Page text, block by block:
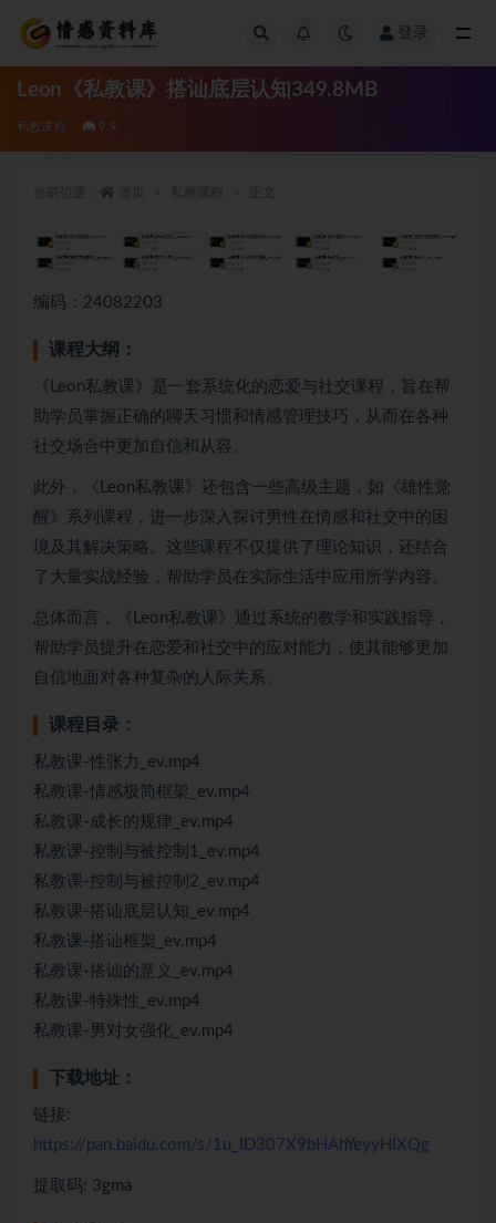
登录
Leon《私教课》搭讪底层认知349.8MB
私教课程 9.9
编码：24082203
课程大纲：
《Leon私教课》是一套系统化的恋爱与社交课程，旨在帮
助学员掌握正确的聊天习惯和情感管理技巧，从而在各种
社交场合中更加自信和从容。
此外，《Leon私教课》还包含一些高级主题，如《雄性觉
醒》系列课程，进一步深入探讨男性在情感和社交中的困
境及其解决策略。这些课程不仅提供了理论知识，还结合
了大量实战经验，帮助学员在实际生活中应用所学内容。
总体而言，《Leon私教课》通过系统的教学和实践指导，
帮助学员提升在恋爱和社交中的应对能力，使其能够更加
自信地面对各种复杂的人际关系。
课程目录：
私教课-性张力_ev.mp4
私教课-情感极简框架_ev.mp4
私教课-成长的规律_ev.mp4
私教课-控制与被控制1_ev.mp4
私教课-控制与被控制2_ev.mp4
私教课-搭讪底层认知_ev.mp4
私教课-搭讪框架_ev.mp4
私教课-搭讪的意义_ev.mp4
私教课-特殊性_ev.mp4
私教课-男对女强化_ev.mp4
下载地址：
链接:
https://pan.baidu.com/s/1u_ID307X9bHAhYeyyHIXQg
提取码: 3gma